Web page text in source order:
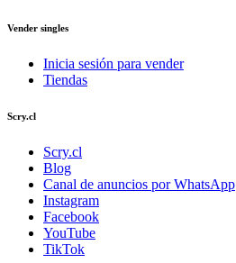
Vender singles
Inicia sesión para vender
Tiendas
Scry.cl
Scry.cl
Blog
Canal de anuncios por WhatsApp
Instagram
Facebook
YouTube
TikTok